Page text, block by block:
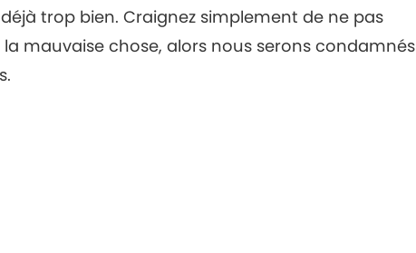
trop bien. Craignez simplement de ne pas
mauvaise chose, alors nous serons condamnés